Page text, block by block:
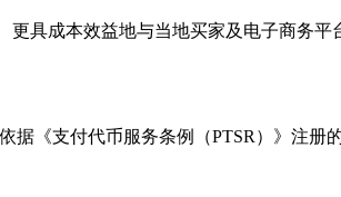
具成本效益地与当地买家及电子商务平
据《支付代币服务条例（PTSR）》注册